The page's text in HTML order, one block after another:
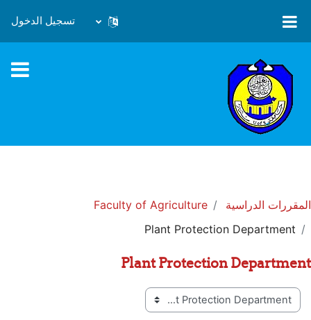
تسجيل الدخول
المقررات الدراسية
Faculty of Agriculture
Plant Protection Department
Plant Protection Department
تصنيفات المقررات